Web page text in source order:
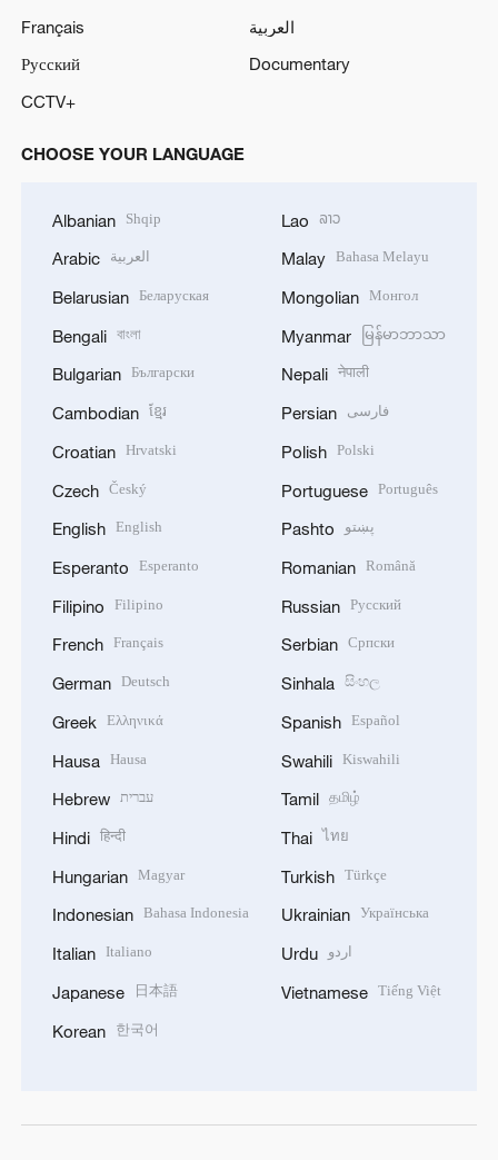
Français
العربية
Русский
Documentary
CCTV+
CHOOSE YOUR LANGUAGE
Albanian Shqip
Arabic العربية
Belarusian Беларуская
Bengali বাংলা
Bulgarian Български
Cambodian ខ្មែរ
Croatian Hrvatski
Czech Český
English English
Esperanto Esperanto
Filipino Filipino
French Français
German Deutsch
Greek Ελληνικά
Hausa Hausa
Hebrew עברית
Hindi हिन्दी
Hungarian Magyar
Indonesian Bahasa Indonesia
Italian Italiano
Japanese 日本語
Korean 한국어
Lao ລາວ
Malay Bahasa Melayu
Mongolian Монгол
Myanmar မြန်မာဘာသာ
Nepali नेपाली
Persian فارسی
Polish Polski
Portuguese Português
Pashto پښتو
Romanian Română
Russian Русский
Serbian Српски
Sinhala සිංහල
Spanish Español
Swahili Kiswahili
Tamil தமிழ்
Thai ไทย
Turkish Türkçe
Ukrainian Українська
Urdu اردو
Vietnamese Tiếng Việt